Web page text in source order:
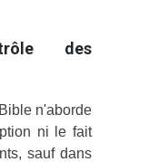
des
n'aborde
ni le fait
sauf dans